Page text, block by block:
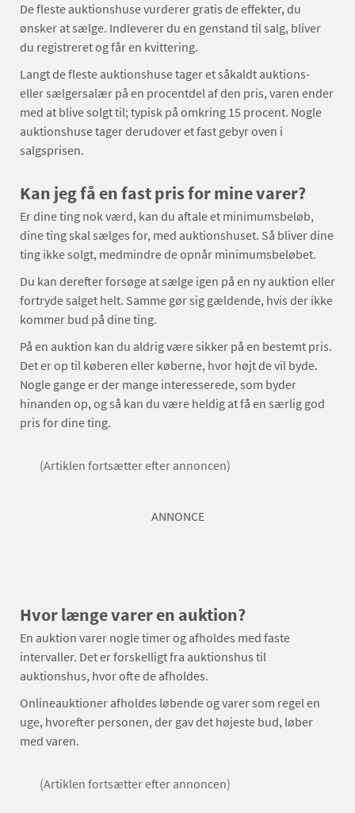
De fleste auktionshuse vurderer gratis de effekter, du
ønsker at sælge. Indleverer du en genstand til salg, bliver
du registreret og får en kvittering.
Langt de fleste auktionshuse tager et såkaldt auktions-
eller sælgersalær på en procentdel af den pris, varen ender
med at blive solgt til; typisk på omkring 15 procent. Nogle
auktionshuse tager derudover et fast gebyr oven i
salgsprisen.
Kan jeg få en fast pris for mine varer?
Er dine ting nok værd, kan du aftale et minimumsbeløb,
dine ting skal sælges for, med auktionshuset. Så bliver dine
ting ikke solgt, medmindre de opnår minimumsbeløbet.
Du kan derefter forsøge at sælge igen på en ny auktion eller
fortryde salget helt. Samme gør sig gældende, hvis der ikke
kommer bud på dine ting.
På en auktion kan du aldrig være sikker på en bestemt pris.
Det er op til køberen eller køberne, hvor højt de vil byde.
Nogle gange er der mange interesserede, som byder
hinanden op, og så kan du være heldig at få en særlig god
pris for dine ting.
(Artiklen fortsætter efter annoncen)
ANNONCE
Hvor længe varer en auktion?
En auktion varer nogle timer og afholdes med faste
intervaller. Det er forskelligt fra auktionshus til
auktionshus, hvor ofte de afholdes.
Onlineauktioner afholdes løbende og varer som regel en
uge, hvorefter personen, der gav det højeste bud, løber
med varen.
(Artiklen fortsætter efter annoncen)